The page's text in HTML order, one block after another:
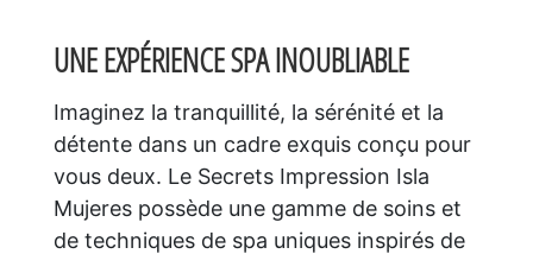
UNE EXPÉRIENCE SPA INOUBLIABLE
Imaginez la tranquillité, la sérénité et la
détente dans un cadre exquis conçu pour
vous deux. Le Secrets Impression Isla
Mujeres possède une gamme de soins et
de techniques de spa uniques inspirés de